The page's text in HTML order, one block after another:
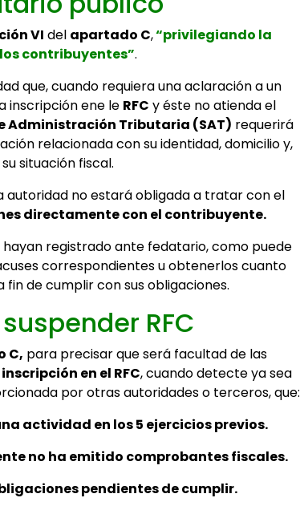
VI del apartado C,“privilegiando la
contribuyentes”.
que, cuando requiera una aclaración a un
inscripción ene le RFC y éste no atienda el
Administración Tributaria (SAT) requerirá
relacionada con su identidad, domicilio y,
situación fiscal.
autoridad no estará obligada a tratar con el
directamente con el contribuyente.
registrado ante fedatario, como puede
correspondientes u obtenerlos cuanto
de cumplir con sus obligaciones.
RFC
C, para precisar que será facultad de las
inscripción en el RFC, cuando detecte ya sea
por otras autoridades o terceros, que:
actividad en los 5 ejercicios previos.
no ha emitido comprobantes fiscales.
pendientes de cumplir.